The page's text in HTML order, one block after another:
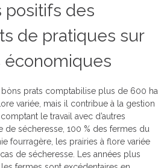
positifs des
de pratiques sur
économiques
bòns prats comptabilise plus de 600 ha
variée, mais il contribue à la gestion
le travail avec d’autres
de sécheresse, 100 % des fermes du
fourragère, les prairies à flore variée
de sécheresse. Les années plus